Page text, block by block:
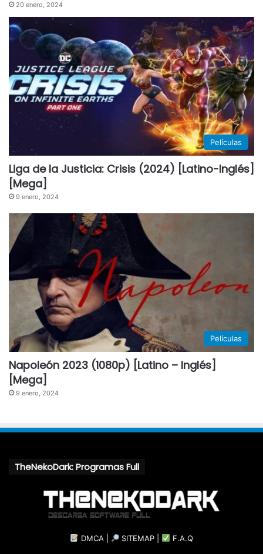
20 enero, 2024
Películas
Liga de la Justicia: Crisis (2024) [Latino-Inglés]
[Mega]
9 enero, 2024
Películas
Napoleón 2023 (1080p) [Latino – Inglés]
[Mega]
9 enero, 2024
TheNekoDark: Programas Full
DMCA SITEMAP F.A.Q